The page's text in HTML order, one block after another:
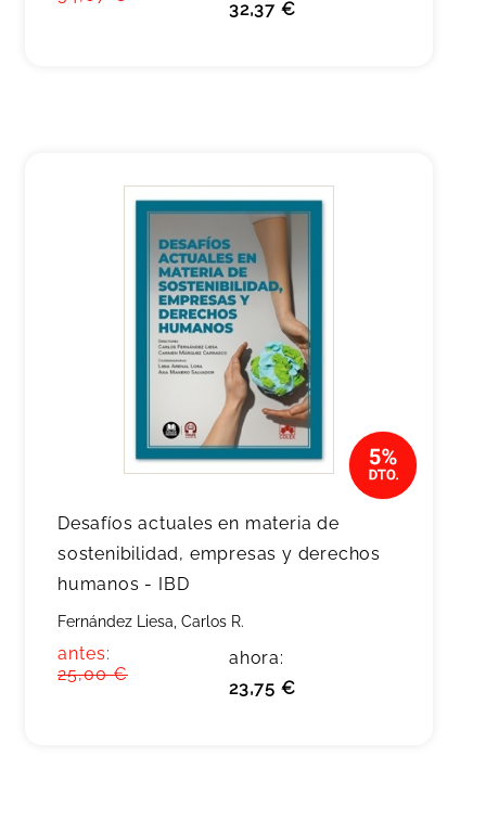
32,37 €
Desafíos actuales en materia de
sostenibilidad, empresas y derechos
humanos - IBD
Fernández Liesa, Carlos R.
antes:
25,00 €
ahora:
23,75 €